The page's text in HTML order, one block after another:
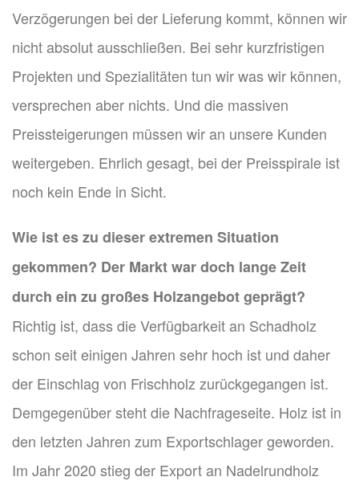
Verzögerungen bei der Lieferung kommt, können wir
nicht absolut ausschließen. Bei sehr kurzfristigen
Projekten und Spezialitäten tun wir was wir können,
versprechen aber nichts. Und die massiven
Preissteigerungen müssen wir an unsere Kunden
weitergeben. Ehrlich gesagt, bei der Preisspirale ist
noch kein Ende in Sicht.
Wie ist es zu dieser extremen Situation
gekommen? Der Markt war doch lange Zeit
durch ein zu großes Holzangebot geprägt?
Richtig ist, dass die Verfügbarkeit an Schadholz
schon seit einigen Jahren sehr hoch ist und daher
der Einschlag von Frischholz zurückgegangen ist.
Demgegenüber steht die Nachfrageseite. Holz ist in
den letzten Jahren zum Exportschlager geworden.
Im Jahr 2020 stieg der Export an Nadelrundholz